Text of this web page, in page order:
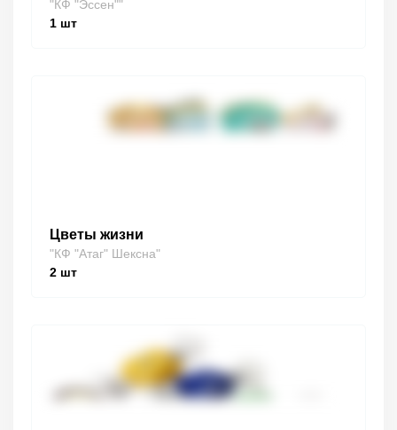
"КФ "Эссен""
1 шт
Цветы жизни
"КФ "Атаг" Шексна"
2 шт